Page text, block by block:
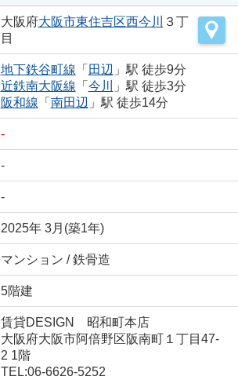
大阪府大阪市東住吉区西今川 ３丁
目
地下鉄谷町線 「 田辺 」駅 徒歩9分
近鉄南大阪線 「 今川
」駅 徒歩3分
阪和線 「 南田辺 」駅 徒歩14分
-
-
-
2025年 3月(築1年)
マンション / 鉄骨造
5階建
賃貸DESIGN 昭和町本店
大阪府大阪市阿倍野区阪南町１丁目47-
2 1階
TEL:06-6626-5252